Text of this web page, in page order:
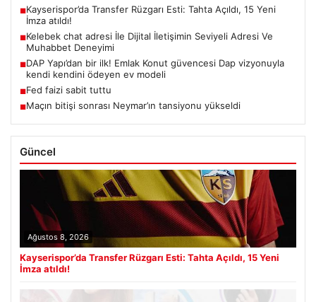
■Kayserispor’da Transfer Rüzgarı Esti: Tahta Açıldı, 15 Yeni
İmza atıldı!
■Kelebek chat adresi İle Dijital İletişimin Seviyeli Adresi Ve
Muhabbet Deneyimi
■DAP Yapı’dan bir ilk! Emlak Konut güvencesi Dap vizyonuyla
kendi kendini ödeyen ev modeli
■Fed faizi sabit tuttu
■Maçın bitişi sonrası Neymar’ın tansiyonu yükseldi
Güncel
Ağustos 8, 2026
Kayserispor’da Transfer Rüzgarı Esti: Tahta Açıldı, 15 Yeni
İmza atıldı!